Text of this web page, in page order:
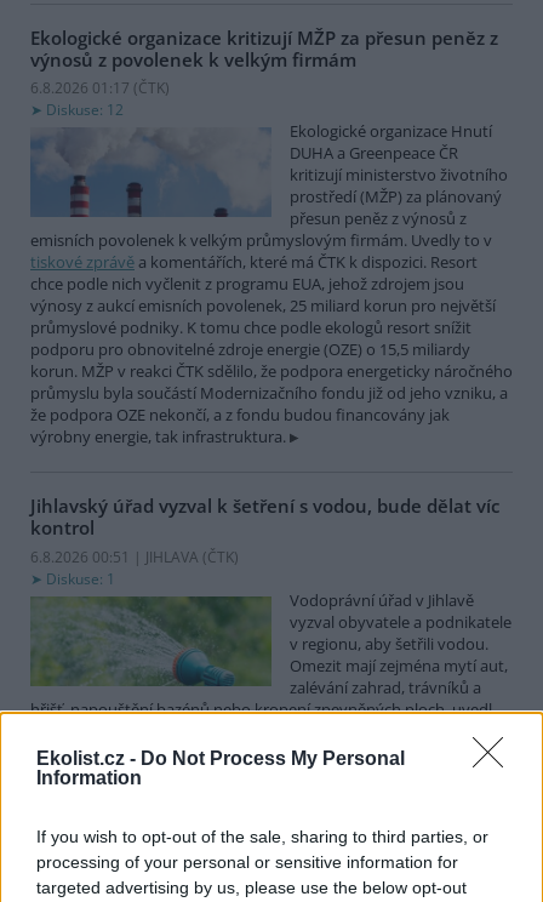
Ekolist.cz - Do Not Process My Personal
Information
If you wish to opt-out of the sale, sharing to third parties, or
processing of your personal or sensitive information for
targeted advertising by us, please use the below opt-out
Ekologické organizace kritizují MŽP za přesun peněz z
výnosů z povolenek k velkým firmám
6.8.2026 01:17 (ČTK)
Diskuse: 12
Ekologické organizace Hnutí
DUHA a Greenpeace ČR
kritizují ministerstvo životního
prostředí (MŽP) za plánovaný
přesun peněz z výnosů z
emisních povolenek k velkým průmyslovým firmám. Uvedly to v
tiskové zprávě a komentářích, které má ČTK k dispozici. Resort
chce podle nich vyčlenit z programu EUA, jehož zdrojem jsou
výnosy z aukcí emisních povolenek, 25 miliard korun pro největší
průmyslové podniky. K tomu chce podle ekologů resort snížit
podporu pro obnovitelné zdroje energie (OZE) o 15,5 miliardy
korun. MŽP v reakci ČTK sdělilo, že podpora energeticky náročného
průmyslu byla součástí Modernizačního fondu již od jeho vzniku, a
že podpora OZE nekončí, a z fondu budou financovány jak
výrobny energie, tak infrastruktura.
Jihlavský úřad vyzval k šetření s vodou, bude dělat víc
kontrol
6.8.2026 00:51 | JIHLAVA (ČTK)
Diskuse: 1
Vodoprávní úřad v Jihlavě
vyzval obyvatele a podnikatele
v regionu, aby šetřili vodou.
Omezit mají zejména mytí aut,
zalévání zahrad, trávníků a
hřišť, napouštění bazénů nebo kropení zpevněných ploch, uvedl
kontrolovat povolené odběry. Výzva k šetření vodou platí pro
všechny obce spadající pod Jihlavu jako obec s rozšířenou
Celníci odhalili gang překupníků papoušků, zajistili
stovku ptáků